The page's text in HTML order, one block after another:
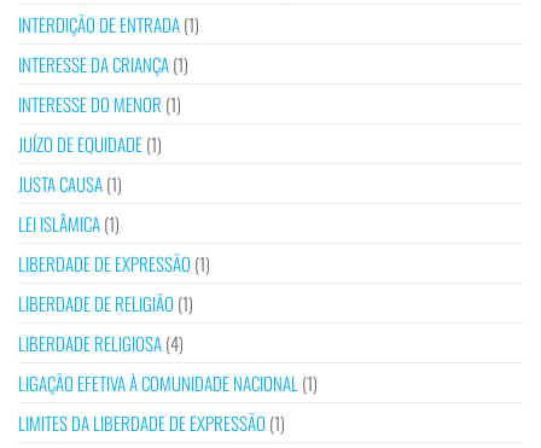
INTERDIÇÃO DE ENTRADA(1)
INTERESSE DA CRIANÇA(1)
INTERESSE DO MENOR (1)
JUÍZO DE EQUIDADE(1)
JUSTA CAUSA(1)
LEI ISLÂMICA(1)
LIBERDADE DE EXPRESSÃO (1)
LIBERDADE DE RELIGIÃO (1)
LIBERDADE RELIGIOSA(4)
LIGAÇÃO EFETIVA À COMUNIDADE NACIONAL (1)
LIMITES DA LIBERDADE DE EXPRESSÃO (1)